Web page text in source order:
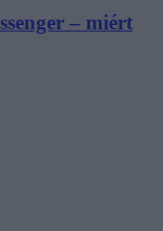
– miért